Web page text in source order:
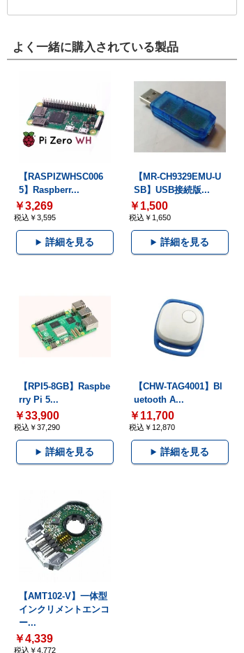
よく一緒に購入されている製品
【RASPIZWHSC006
5】Raspberr...
￥3,269
税込￥3,595
詳細を見る
【MR-CH9329EMU-U
SB】USB接続版...
￥1,500
税込￥1,650
詳細を見る
【RPI5-8GB】Raspbe
rry Pi 5...
￥33,900
税込￥37,290
詳細を見る
【CHW-TAG4001】Bl
uetooth A...
￥11,700
税込￥12,870
詳細を見る
【AMT102-V】一体型
インクリメントエンコ
ー...
￥4,339
税込￥4,772